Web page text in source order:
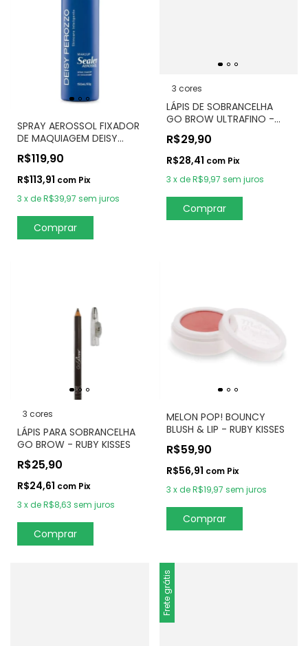
SPRAY AEROSSOL FIXADOR
DE MAQUIAGEM DEISY
PEROZZO
R$119,90
R$113,91 com Pix
3 xdeR$39,97 sem juros
3 cores
LÁPIS DE SOBRANCELHA
GO BROW ULTRAFINO -
RUBY KISSES
R$29,90
R$28,41 com Pix
3 xdeR$9,97 sem juros
Comprar
3 cores
LÁPIS PARA SOBRANCELHA
GO BROW - RUBY KISSES
R$25,90
R$24,61 com Pix
3 xdeR$8,63 sem juros
Comprar
MELON POP! BOUNCY
BLUSH & LIP - RUBY KISSES
R$59,90
R$56,91 com Pix
3 xdeR$19,97 sem juros
Comprar
Frete grátis